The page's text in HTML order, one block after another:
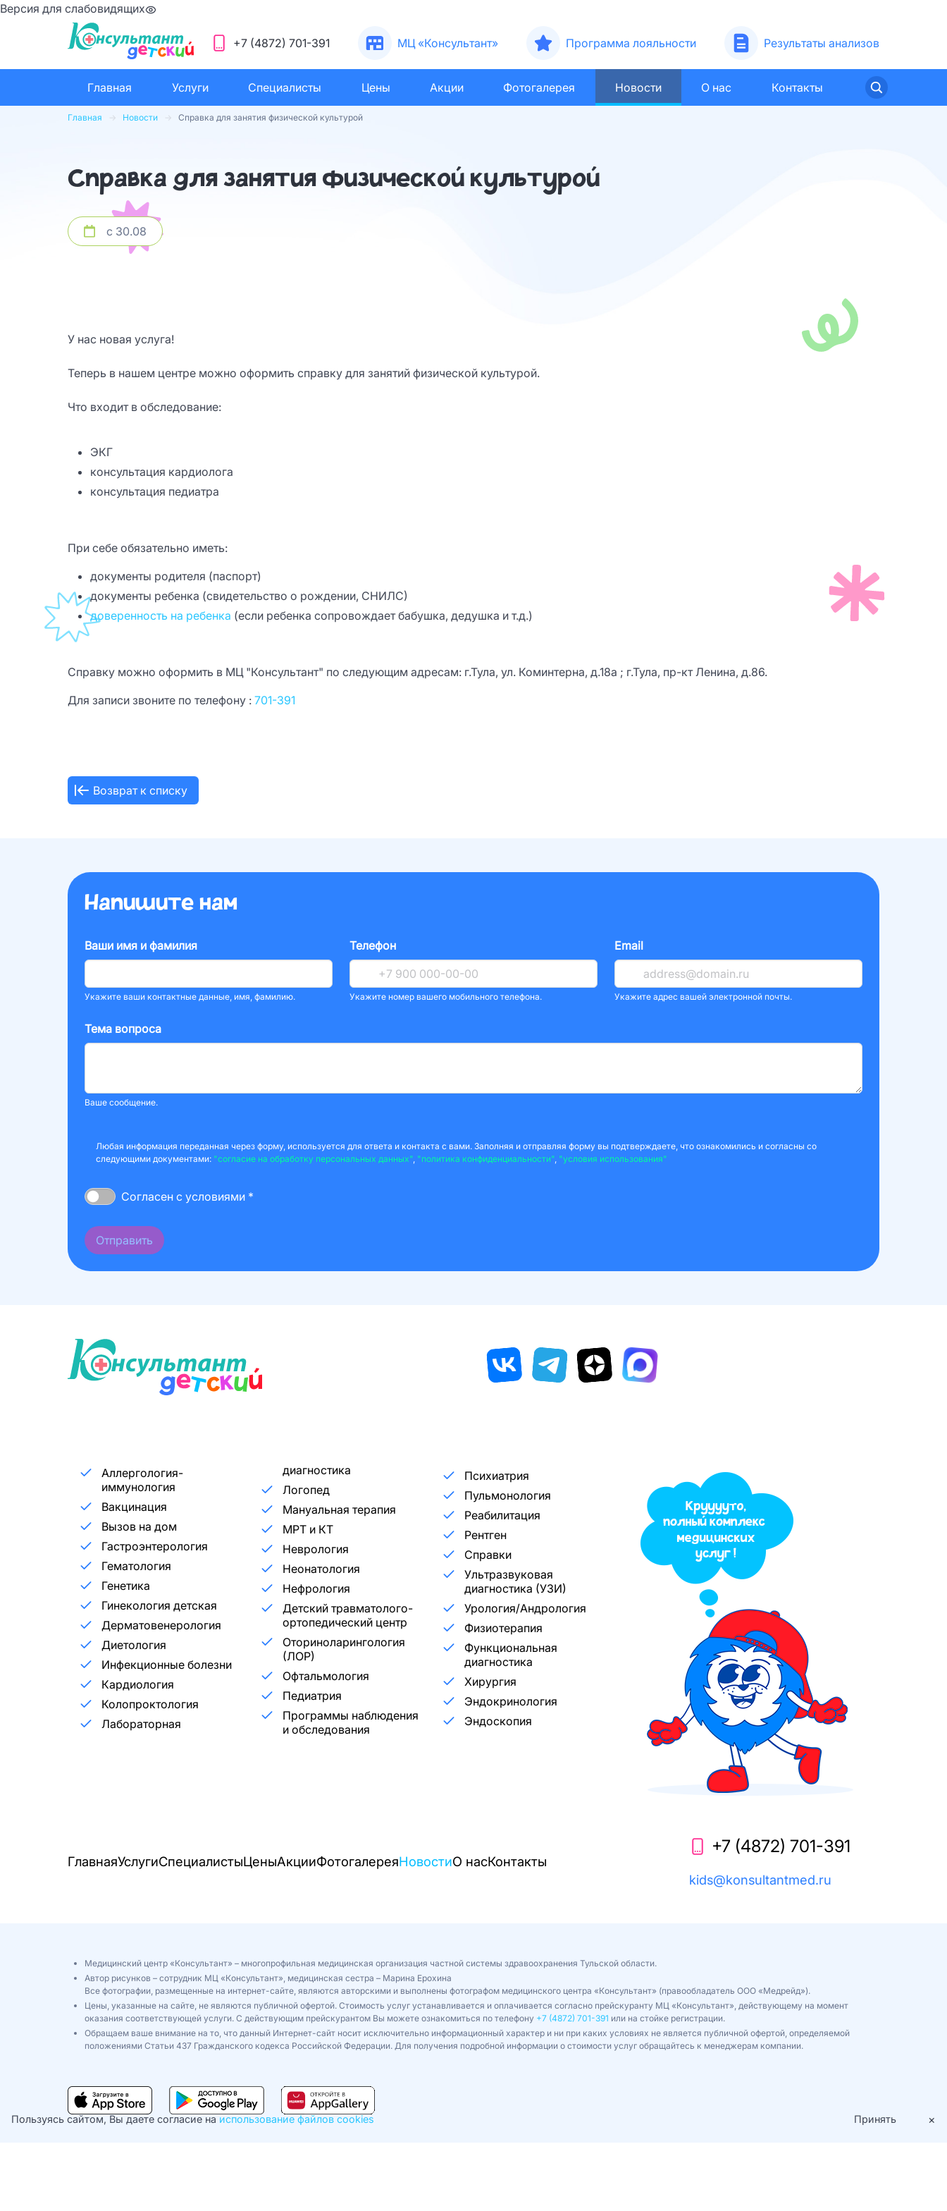
Версия для слабовидящих
+7 (4872) 701-391 МЦ «Консультант» Программа лояльности Результаты анализов
Главная Услуги Специалисты Цены Акции Фотогалерея Новости О нас Контакты
Главная Новости Справка для занятия физической культурой
Справка для занятия физической культурой
с 30.08
У нас новая услуга!
Теперь в нашем центре можно оформить справку для занятий физической культурой.
Что входит в обследование:
ЭКГ
консультация кардиолога
консультация педиатра
При себе обязательно иметь:
документы родителя (паспорт)
документы ребенка (свидетельство о рождении, СНИЛС)
доверенность на ребенка (если ребенка сопровождает бабушка, дедушка и т.д.)
Справку можно оформить в МЦ "Консультант" по следующим адресам: г.Тула, ул. Коминтерна, д.18а ; г.Тула, пр-кт Ленина, д.86.
Для записи звоните по телефону : 701-391
Возврат к списку
Напишите нам
Ваши имя и фамилия
Укажите ваши контактные данные, имя, фамилию.
Телефон
Укажите номер вашего мобильного телефона.
Email
Укажите адрес вашей электронной почты.
Тема вопроса
Ваше сообщение.
Любая информация переданная через форму, используется для ответа и контакта с вами. Заполняя и отправляя форму вы подтверждаете, что ознакомились и согласны со
следующими документами: "согласие на обработку персональных данных", "политика конфиденциальности", "условия использования"
Согласен с условиями *
Отправить
Аллергология-
иммунология
Вакцинация
Вызов на дом
Гастроэнтерология
Гематология
Генетика
Гинекология детская
Дерматовенерология
Диетология
Инфекционные болезни
Кардиология
Колопроктология
Лабораторная
диагностика
Логопед
Мануальная терапия
МРТ и КТ
Неврология
Неонатология
Нефрология
Детский травматолого-
ортопедический центр
Оториноларингология
(ЛОР)
Офтальмология
Педиатрия
Программы наблюдения
и обследования
Психиатрия
Пульмонология
Реабилитация
Рентген
Справки
Ультразвуковая
диагностика (УЗИ)
Урология/Андрология
Физиотерапия
Функциональная
диагностика
Хирургия
Эндокринология
Эндоскопия
ГлавнаяУслугиСпециалистыЦеныАкцииФотогалереяНовостиО насКонтакты
+7 (4872) 701-391
kids@konsultantmed.ru
Медицинский центр «Консультант» – многопрофильная медицинская организация частной системы здравоохранения Тульской области.
Автор рисунков – сотрудник МЦ «Консультант», медицинская сестра – Марина Ерохина
Все фотографии, размещенные на интернет-сайте, являются авторскими и выполнены фотографом медицинского центра «Консультант» (правообладатель ООО «Медрейд»).
Цены, указанные на сайте, не являются публичной офертой. Стоимость услуг устанавливается и оплачивается согласно прейскуранту МЦ «Консультант», действующему на момент
оказания соответствующей услуги. С действующим прейскурантом Вы можете ознакомиться по телефону +7 (4872) 701-391 или на стойке регистрации.
Обращаем ваше внимание на то, что данный Интернет-сайт носит исключительно информационный характер и ни при каких условиях не является публичной офертой, определяемой
положениями Статьи 437 Гражданского кодекса Российской Федерации. Для получения подробной информации о стоимости услуг обращайтесь к менеджерам компании.
×
Пользуясь сайтом, Вы даете согласие на использование файлов cookies Принять